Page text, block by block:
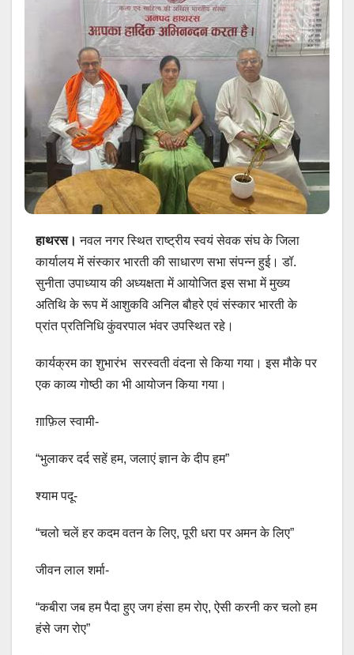
हाथरस। नवल नगर स्थित राष्ट्रीय स्वयं सेवक संघ के जिला
कार्यालय में संस्कार भारती की साधारण सभा संपन्न हुई। डॉ.
सुनीता उपाध्याय की अध्यक्षता में आयोजित इस सभा में मुख्य
अतिथि के रूप में आशुकवि अनिल बौहरे एवं संस्कार भारती के
प्रांत प्रतिनिधि कुंवरपाल भंवर उपस्थित रहे।
कार्यक्रम का शुभारंभ सरस्वती वंदना से किया गया। इस मौके पर
एक काव्य गोष्ठी का भी आयोजन किया गया।
ग़ाफ़िल स्वामी-
“भुलाकर दर्द सहें हम, जलाएं ज्ञान के दीप हम”
श्याम पदू-
“चलो चलें हर कदम वतन के लिए, पूरी धरा पर अमन के लिए”
जीवन लाल शर्मा-
“कबीरा जब हम पैदा हुए जग हंसा हम रोए, ऐसी करनी कर चलो हम
हंसे जग रोए”